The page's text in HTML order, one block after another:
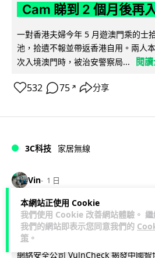
本網站正使用 Cookie
我們使用 Cookie 改善網站體驗。 繼
我們的網站即表示您同意我們的
策 。
Cam 睇到 2 個月後再
一對香港夫婦今年 5 月遊澳門乘的士
池，拾遺不報並帶返香港自用。兩人
次入境澳門時，被治安警察局...
閱
532 75 ↗ 分享
3C科技 家居無線
Vin 1 日
逾 20 款平價路由器爆
動連線回中國 全球 10
網絡安全公司 VulnCheck 揭發中國